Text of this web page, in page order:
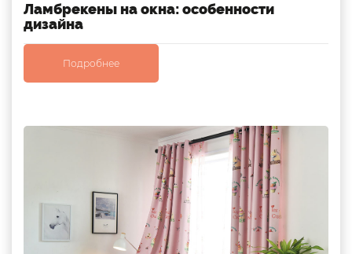
Ламбрекены на окна: особенности
дизайна
Подробнее